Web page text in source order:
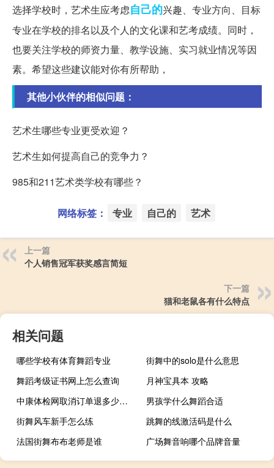
选择学校时，艺术生应考虑自己的兴趣、专业方向、目标
专业在学校的排名以及个人的文化课和艺考成绩。同时，
也要关注学校的师资力量、教学设施、实习就业情况等因
素。希望这些建议能对你有所帮助，
其他小伙伴的相似问题：
艺术生哪些专业更受欢迎？
艺术生如何提高自己的竞争力？
985和211艺术类学校有哪些？
网络标签： 专业 自己的 艺术
上一篇
个人销售冠军获奖感言简短
下一篇
猫和老鼠各有什么特点
相关问题
哪些学校有体育舞蹈专业
街舞中的solo是什么意思
舞蹈考级证书网上怎么查询
月神宝具本 攻略
中康体检网取消订单退多少钱（中康体检网靠谱）
男孩学什么舞蹈合适
街舞风车新手怎么练
跳舞的线激活码是什么
法国街舞布布老师是谁
广场舞音响哪个品牌音量